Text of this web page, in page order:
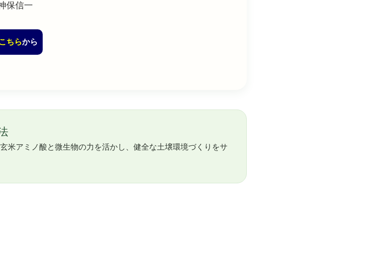
保信一
ちらから
米アミノ酸と微生物の力を活かし、健全な土壌環境づくりをサ